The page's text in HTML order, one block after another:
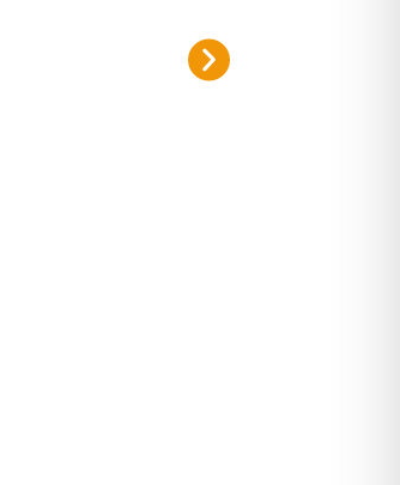
Plan canicule 2026
Inscrivez-vous sur le registre